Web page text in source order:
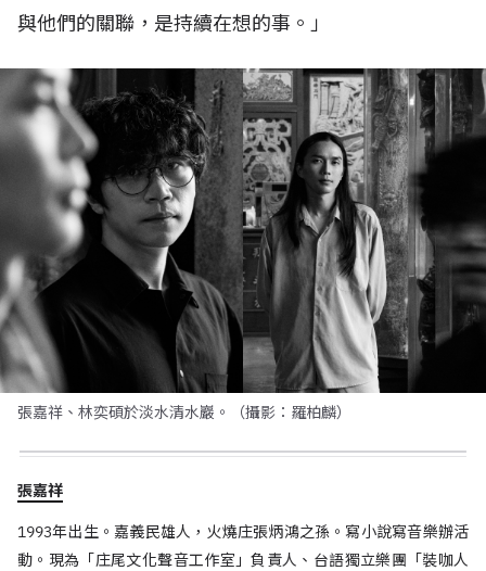
與他們的關聯，是持續在想的事。」
張嘉祥、林奕碩於淡水清水巖。（攝影：羅柏麟）
張嘉祥
1993年出生。嘉義民雄人，火燒庄張炳鴻之孫。寫小說寫音樂辦活
動。現為「庄尾文化聲音工作室」負責人、台語獨立樂團「裝咖人